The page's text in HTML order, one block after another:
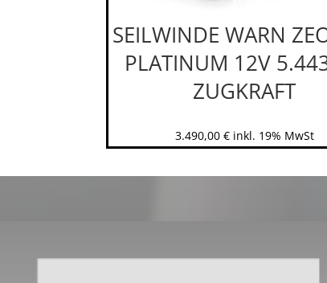
SEILWINDE WARN
PLATINUM 12V
ZUGKRAFT
3.490,00 € inkl. 19% MwSt